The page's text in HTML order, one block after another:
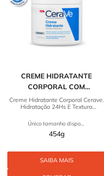
CREME HIDRATANTE
CORPORAL COM
HIDRATAÇÃO 24HS
Creme Hidratante Corporal Cerave.
Hidratação 24Hs E Textura
454g
SAIBA MAIS